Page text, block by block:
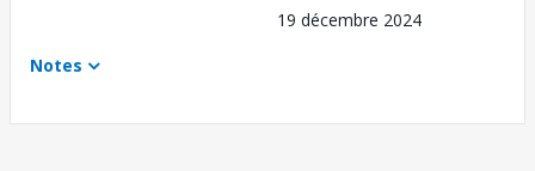
19 décembre 2024
Notes